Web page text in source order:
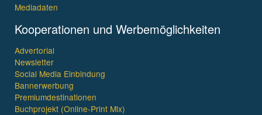
Mediadaten
Kooperationen und Werbemöglichkeiten
Advertorial
Newsletter
Social Media Einbindung
Bannerwerbung
Premiumdestinationen
Buchprojekt (Online-Print Mix)